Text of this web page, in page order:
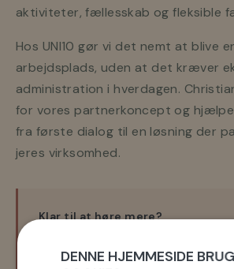
aktiviteter, fællesskab og fleksible
Hos UNI10 gør vi det nemt at blive
arbejdsplads, uden at det kræver
administration i hverdagen.
for vores partnerkoncept og
fra første dialog til en løsning der
jeres virksomhed.
Klar til at høre mere?
hvordan et samarbejde med UNI10
DENNE HJEMMESIDE